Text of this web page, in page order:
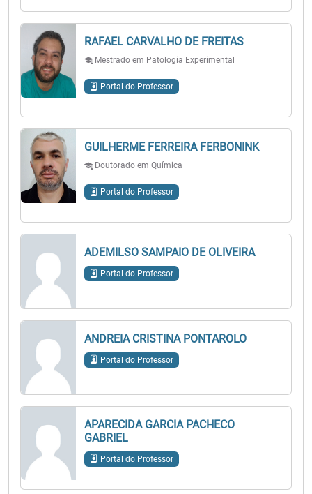
RAFAEL CARVALHO DE FREITAS
Mestrado em Patologia Experimental
Portal do Professor
GUILHERME FERREIRA FERBONINK
Doutorado em Química
Portal do Professor
ADEMILSO SAMPAIO DE OLIVEIRA
Portal do Professor
ANDREIA CRISTINA PONTAROLO
Portal do Professor
APARECIDA GARCIA PACHECO
GABRIEL
Portal do Professor